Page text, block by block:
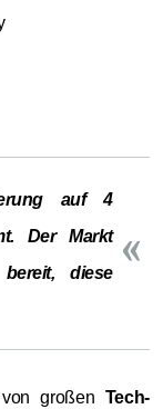
auf 4
Der Markt
diese
großen Tech-